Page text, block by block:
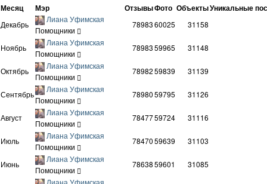
Месяц Мэр ОтзывыФото ОбъектыУникальные
Декабрь
Лиана Уфимская
Помощники
7898360025 31158
Ноябрь
Лиана Уфимская
Помощники
7898359965 31148
Октябрь
Лиана Уфимская
Помощники
7898259839 31139
Сентябрь
Лиана Уфимская
Помощники
7898059795 31126
Август
Лиана Уфимская
Помощники
7847759724 31116
Июль
Лиана Уфимская
Помощники
7847059639 31103
Июнь
Лиана Уфимская
Помощники
7863859601 31085
Лиана Уфимская